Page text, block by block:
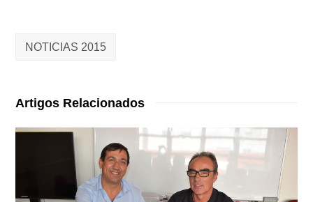
NOTICIAS 2015
Artigos Relacionados